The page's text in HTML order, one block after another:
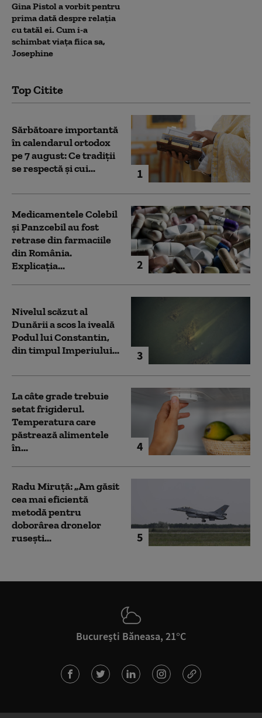
Gina Pistol a vorbit pentru
prima dată despre relația
cu tatăl ei. Cum i-a
schimbat viața fiica sa,
Josephine
Top Citite
1
Sărbătoare importantă
în calendarul ortodox
pe 7 august: Ce tradiții
se respectă și cui...
2
Medicamentele Colebil
și Panzcebil au fost
retrase din farmaciile
din România.
Explicația...
3
Nivelul scăzut al
Dunării a scos la iveală
Podul lui Constantin,
din timpul Imperiului...
4
La câte grade trebuie
setat frigiderul.
Temperatura care
păstrează alimentele
în...
5
Radu Miruță: „Am găsit
cea mai eficientă
metodă pentru
doborârea dronelor
rusești...
București Băneasa, 21°C